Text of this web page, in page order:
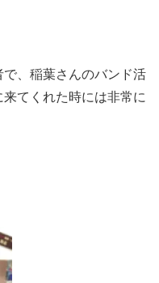
、稲葉さんのバンド活
てくれた時には非常に